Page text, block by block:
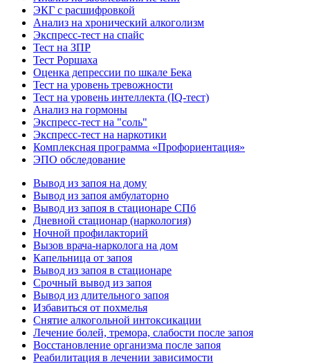
ЭКГ с расшифровкой
Анализ на хронический алкоголизм
Экспресс-тест на спайс
Тест на ЗПР
Тест Роршаха
Оценка депрессии по шкале Бека
Тест на уровень тревожности
Тест на уровень интеллекта (IQ-тест)
Анализ на гормоны
Экспресс-тест на "соль"
Экспресс-тест на наркотики
Комплексная программа «Профориентация»
ЭПО обследование
Вывод из запоя на дому
Вывод из запоя амбулаторно
Вывод из запоя в стационаре СПб
Дневной стационар (наркология)
Ночной профилакторий
Вызов врача-нарколога на дом
Капельница от запоя
Вывод из запоя в стационаре
Срочный вывод из запоя
Вывод из длительного запоя
Избавиться от похмелья
Снятие алкогольной интоксикации
Лечение болей, тремора, слабости после запоя
Восстановление организма после запоя
Реабилитация в лечении зависимости